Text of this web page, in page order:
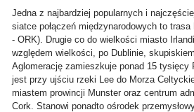
Jedna z najbardziej popularnych i
siatce połączeń międzynarodowych to
- ORK). Drugie co do wielkości miasto
względem wielkości, po Dublinie,
Aglomerację zamieszkuje ponad 15 tysięcy
jest przy ujściu rzeki Lee do Morza
miastem prowincji Munster oraz centrum
Cork. Stanowi ponadto ośrodek